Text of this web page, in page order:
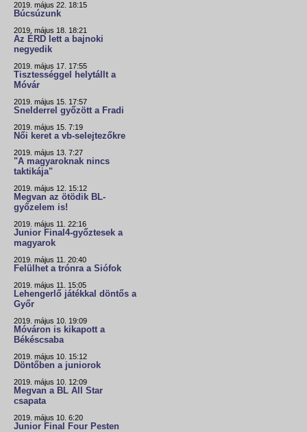
2019. május 22. 18:15
Búcsúzunk
2019. május 18. 18:21
Az ÉRD lett a bajnoki
negyedik
2019. május 17. 17:55
Tisztességgel helytállt a
Móvár
2019. május 15. 17:57
Snelderrel győzött a Fradi
2019. május 15. 7:19
Női keret a vb-selejtezőkre
2019. május 13. 7:27
"A magyaroknak nincs
taktikája"
2019. május 12. 15:12
Megvan az ötödik BL-
győzelem is!
2019. május 11. 22:16
Junior Final4-győztesek a
magyarok
2019. május 11. 20:40
Felülhet a trónra a Siófok
2019. május 11. 15:05
Lehengerlő játékkal döntős a
Győr
2019. május 10. 19:09
Móváron is kikapott a
Békéscsaba
2019. május 10. 15:12
Döntőben a juniorok
2019. május 10. 12:09
Megvan a BL All Star
csapata
2019. május 10. 6:20
Junior Final Four Pesten